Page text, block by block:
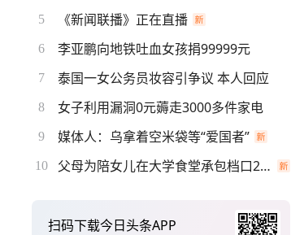
5 《新闻联播》正在直播
6 李亚鹏向地铁吐血女孩捐99999元
7 泰国一女公务员妆容引争议 本人回应
8 女子利用漏洞0元薅走3000多件家电
9 媒体人：乌拿着空米袋等“爱国者”
10 父母为陪女儿在大学食堂承包档口2年
扫码下载今日头条APP